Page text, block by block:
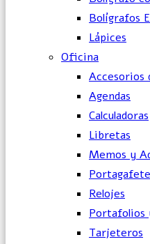
Bolígrafos
Lápices
Oficina
Accesorios
Agendas
Calculadoras
Libretas
Memos y
Relojes
Portafolios
Tarjeteros